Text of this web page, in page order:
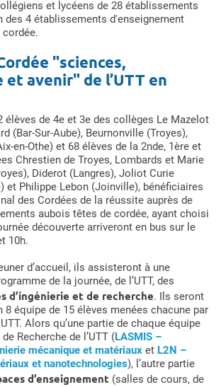
et lycéens de 28 établissements
des 4 établissements d'enseignement
"sciences,
avenir" de l’UTT en
élèves de 4e et 3e des collèges Le Mazelot
(Bar-Sur-Aube), Beurnonville (Troyes),
en-Othe) et 68 élèves de la 2nde, 1ère et
Chrestien de Troyes, Lombards et Marie
Diderot (Langres), Joliot Curie
et Philippe Lebon (Joinville), bénéficiaires
des Cordées de la réussite auprès de
aubois têtes de cordée, ayant choisi
découverte arriveront en bus sur le
10h.
d’accueil, ils assisteront à une
de la journée, de l’UTT, des
d’ingénierie et de recherche. Ils seront
8 équipe de 15 élèves menées chacune par
Alors qu’une partie de chaque équipe
Recherche de l’UTT (LASMIS –
mécanique et matériaux et L2N –
et nanotechnologies), l’autre partie
d’enseignement (salles de cours, de